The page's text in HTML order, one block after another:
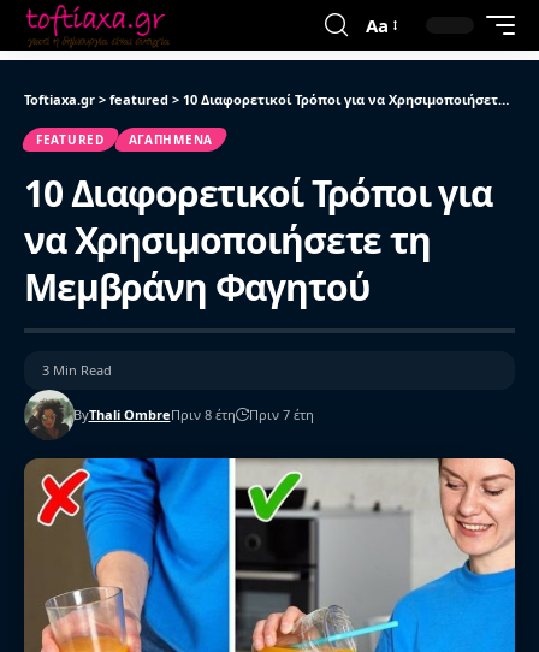
Aa
Toftiaxa.gr > featured > 10 Διαφορετικοί Τρόποι για να Χρησιμοποιήσετε τη Μεμβράνη Φαγητού
FEATURED ΑΓΑΠΗΜΈΝΑ
10 Διαφορετικοί Τρόποι για
να Χρησιμοποιήσετε τη
Μεμβράνη Φαγητού
ByThali OmbreΠριν 8 έτη Πριν 7 έτη
3 Min Read